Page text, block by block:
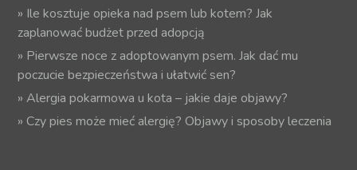
» Ile kosztuje opieka nad psem lub kotem? Jak
zaplanować budżet przed adopcją
» Pierwsze noce z adoptowanym psem. Jak dać mu
poczucie bezpieczeństwa i ułatwić sen?
»Alergia pokarmowa u kota – jakie daje objawy?
»Czy pies może mieć alergię? Objawy i sposoby leczenia